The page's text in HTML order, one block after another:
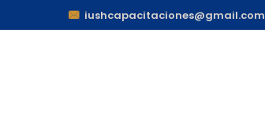
iushcapacitaciones@gmail.com